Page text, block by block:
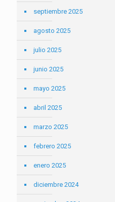
septiembre 2025
agosto 2025
julio 2025
junio 2025
mayo 2025
abril 2025
marzo 2025
febrero 2025
enero 2025
diciembre 2024